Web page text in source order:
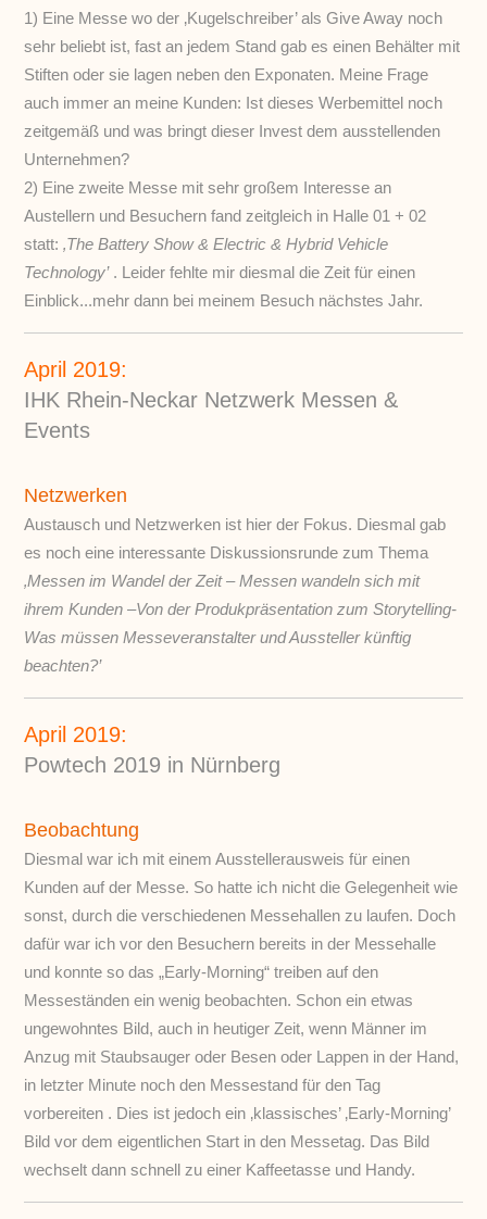
1) Eine Messe wo der ‚Kugelschreiber’ als Give Away noch
sehr beliebt ist, fast an jedem Stand gab es einen Behälter mit
Stiften oder sie lagen neben den Exponaten. Meine Frage
auch immer an meine Kunden: Ist dieses Werbemittel noch
zeitgemäß und was bringt dieser Invest dem ausstellenden
Unternehmen?
2) Eine zweite Messe mit sehr großem Interesse an
Austellern und Besuchern fand zeitgleich in Halle 01 + 02
statt:‚The Battery Show & Electric & Hybrid Vehicle
Technology’. Leider fehlte mir diesmal die Zeit für einen
Einblick...mehr dann bei meinem Besuch nächstes Jahr.
April 2019:
IHK Rhein-Neckar Netzwerk Messen &
Events
Netzwerken
Austausch und Netzwerken ist hier der Fokus. Diesmal gab
es noch eine interessante Diskussionsrunde zum Thema
‚Messen im Wandel der Zeit – Messen wandeln sich mit
ihrem Kunden –Von der Produkpräsentation zum Storytelling-
Was müssen Messeveranstalter und Aussteller künftig
beachten?’
April 2019:
Powtech 2019 in Nürnberg
Beobachtung
Diesmal war ich mit einem Ausstellerausweis für einen
Kunden auf der Messe. So hatte ich nicht die Gelegenheit wie
sonst, durch die verschiedenen Messehallen zu laufen. Doch
dafür war ich vor den Besuchern bereits in der Messehalle
und konnte so das „Early-Morning“ treiben auf den
Messeständen ein wenig beobachten. Schon ein etwas
ungewohntes Bild, auch in heutiger Zeit, wenn Männer im
Anzug mit Staubsauger oder Besen oder Lappen in der Hand,
in letzter Minute noch den Messestand für den Tag
vorbereiten . Dies ist jedoch ein ‚klassisches’ ‚Early-Morning’
Bild vor dem eigentlichen Start in den Messetag. Das Bild
wechselt dann schnell zu einer Kaffeetasse und Handy.